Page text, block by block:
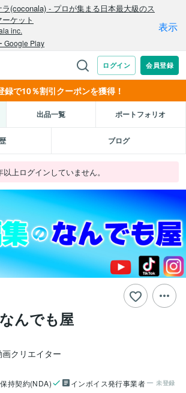
録で10％割引クーポンを獲得！
出品一覧 ポートフォリオ
ブログ
上ログインしていません。
んでも屋
クリエイター
持契約(NDA) インボイス発行事業者 未登録